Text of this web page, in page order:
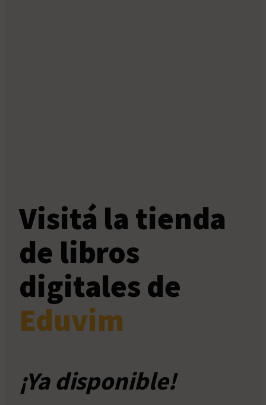
Visitá la tienda
de libros
digitales de
Eduvim
¡Ya disponible!